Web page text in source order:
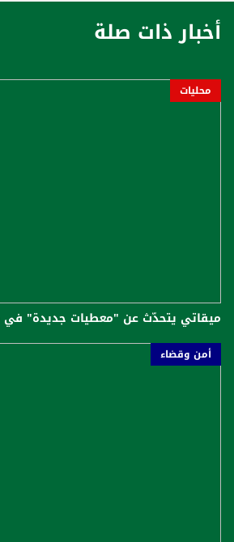
أخبار ذات صلة
محليات
ميقاتي يتحدّث عن "معطيات جديدة" في
أمن وقضاء